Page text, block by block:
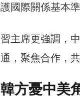
護國際關係基本
習主席更強調，
通，聚焦合作，
韓方憂中美